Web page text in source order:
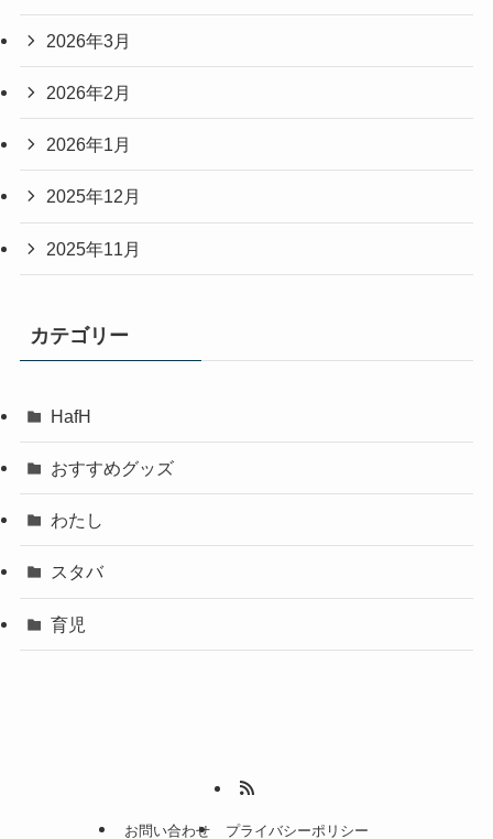
2026年3月
2026年2月
2026年1月
2025年12月
2025年11月
カテゴリー
HafH
おすすめグッズ
わたし
スタバ
育児
お問い合わせ プライバシーポリシー